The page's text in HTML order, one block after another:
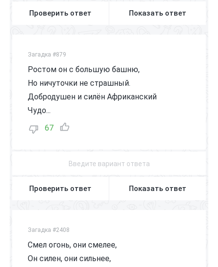
Проверить ответ Показать ответ
Загадка #879
Ростом он с большую башню,
Но ничуточки не страшный.
Добродушен и силён Африканский
Чудо...
67
Проверить ответ Показать ответ
Загадка #2408
Смел огонь, они смелее,
Он силен, они сильнее,